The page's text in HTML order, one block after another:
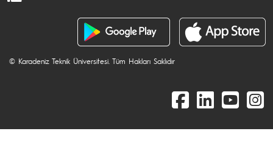
© Karadeniz Teknik Üniversitesi. Tüm Hakları Saklıdır